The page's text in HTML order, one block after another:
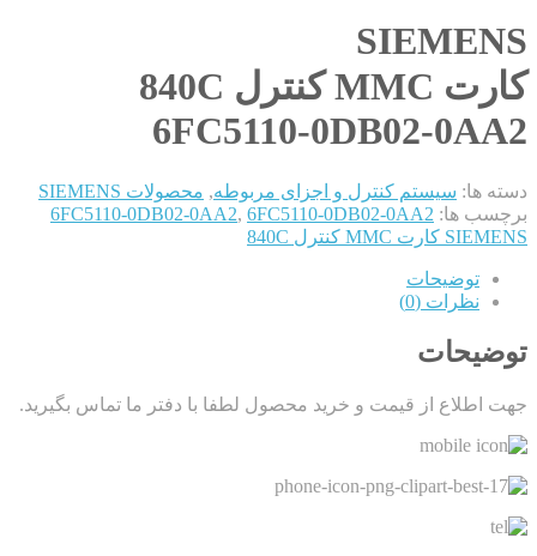
SIEMENS
کارت MMC کنترل 840C
6FC5110-0DB02-0AA2
دسته ها: سیستم کنترل و اجزای مربوطه, محصولات SIEMENS
برچسب ها:
6FC5110-0DB02-0AA2, 6FC5110-0DB02-0AA2
SIEMENS کارت MMC کنترل 840C
توضیحات
نظرات (0)
توضیحات
جهت اطلاع از قیمت و خرید محصول لطفا با دفتر ما تماس بگیرید.